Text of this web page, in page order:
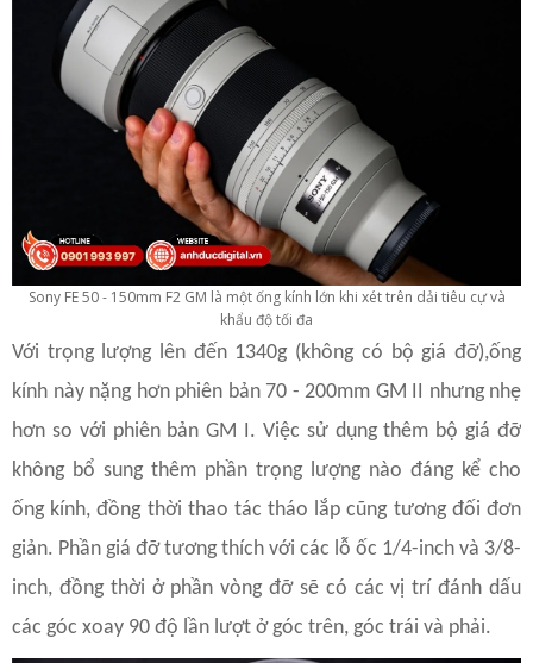
Sony FE 50 - 150mm F2 GM là một ống kính lớn khi xét trên dải tiêu cự và
khẩu độ tối đa
Với trọng lượng lên đến 1340g (không có bộ giá đỡ),ống
kính này nặng hơn phiên bản 70 - 200mm GM II nhưng nhẹ
hơn so với phiên bản GM I. Việc sử dụng thêm bộ giá đỡ
không bổ sung thêm phần trọng lượng nào đáng kể cho
ống kính, đồng thời thao tác tháo lắp cũng tương đối đơn
giản. Phần giá đỡ tương thích với các lỗ ốc 1/4-inch và 3/8-
inch, đồng thời ở phần vòng đỡ sẽ có các vị trí đánh dấu
các góc xoay 90 độ lần lượt ở góc trên, góc trái và phải.